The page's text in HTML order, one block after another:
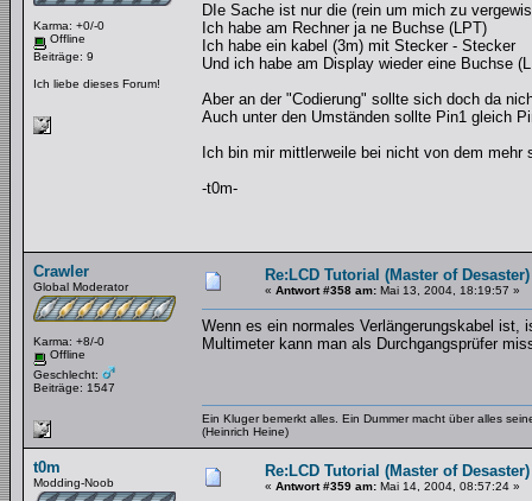
Karma: +0/-0
Offline
Beiträge: 9
Ich liebe dieses Forum!
DIe Sache ist nur die (rein um mich zu
Ich habe am Rechner ja ne Buchse (LPT)
Ich habe ein kabel (3m) mit Stecker - Stecker
Und ich habe am Display wieder eine Buchse
Aber an der "Codierung" sollte sich doch da
Auch unter den Umständen sollte Pin1 gleich
Ich bin mir mittlerweile bei nicht von dem mehr
-t0m-
Crawler
Global Moderator
Karma: +8/-0
Offline
Geschlecht:
Beiträge: 1547
Re:LCD Tutorial (Master of Desaster)
« Antwort #358 am: Mai 13, 2004, 18:19:57 »
Wenn es ein normales Verlängerungskabel
Multimeter kann man als Durchgangsprüfer
Ein Kluger bemerkt alles. Ein Dummer macht über alles
(Heinrich Heine)
t0m
Modding-Noob
Re:LCD Tutorial (Master of Desaster)
« Antwort #359 am: Mai 14, 2004, 08:57:24 »